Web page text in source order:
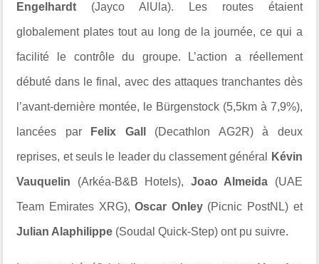
Engelhardt (Jayco AlUla). Les routes étaient
globalement plates tout au long de la journée, ce qui a
facilité le contrôle du groupe. L’action a réellement
débuté dans le final, avec des attaques tranchantes dès
l’avant-dernière montée, le Bürgenstock (5,5km à 7,9%),
lancées par Felix Gall (Decathlon AG2R) à deux
reprises, et seuls le leader du classement général Kévin
Vauquelin (Arkéa-B&B Hotels), Joao Almeida (UAE
Team Emirates XRG),Oscar Onley(Picnic PostNL) et
Julian Alaphilippe (Soudal Quick-Step) ont pu suivre.